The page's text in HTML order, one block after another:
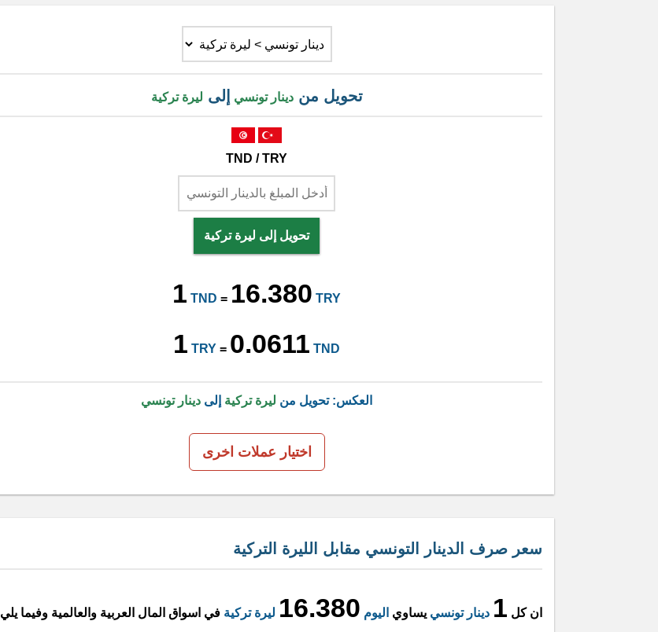
تحويل مندينار تونسي إلى ليرة تركية
TND / TRY
تحويل إلى ليرة تركية
1 TND = 16.380 TRY
1 TRY = 0.0611 TND
العكس: تحويل من ليرة تركية إلى دينار تونسي
اختيار عملات اخرى
سعر صرف الدينار التونسي مقابل الليرة التركية
ان كل 1 دينار تونسي يساوي اليوم 16.380 ليرة تركية في اسواق المال العربية والعالمية وفيما يلي